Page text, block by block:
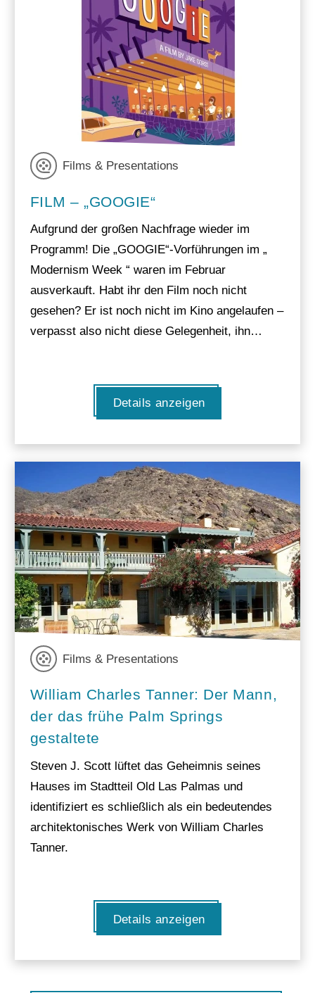
Films & Presentations
FILM – „GOOGIE“
Aufgrund der großen Nachfrage wieder im
Programm! Die „GOOGIE“-Vorführungen im „
Modernism Week “ waren im Februar
ausverkauft. Habt ihr den Film noch nicht
gesehen? Er ist noch nicht im Kino angelaufen –
verpasst also nicht diese Gelegenheit, ihn…
Details anzeigen
Films & Presentations
William Charles Tanner: Der Mann,
der das frühe Palm Springs
gestaltete
Steven J. Scott lüftet das Geheimnis seines
Hauses im Stadtteil Old Las Palmas und
identifiziert es schließlich als ein bedeutendes
architektonisches Werk von William Charles
Tanner.
Details anzeigen